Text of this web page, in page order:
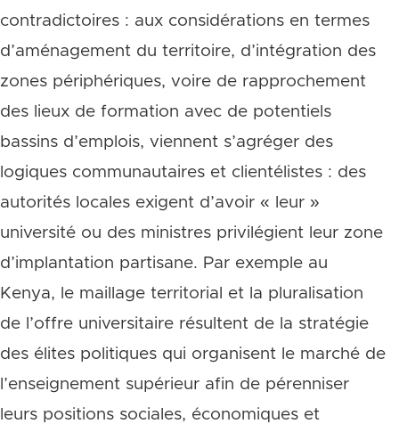
contradictoires : aux considérations en termes
d’aménagement du territoire, d’intégration des
zones périphériques, voire de rapprochement
des lieux de formation avec de potentiels
bassins d’emplois, viennent s’agréger des
logiques communautaires et clientélistes : des
autorités locales exigent d’avoir « leur »
université ou des ministres privilégient leur zone
d’implantation partisane. Par exemple au
Kenya, le maillage territorial et la pluralisation
de l’offre universitaire résultent de la stratégie
des élites politiques qui organisent le marché de
l’enseignement supérieur afin de pérenniser
leurs positions sociales, économiques et